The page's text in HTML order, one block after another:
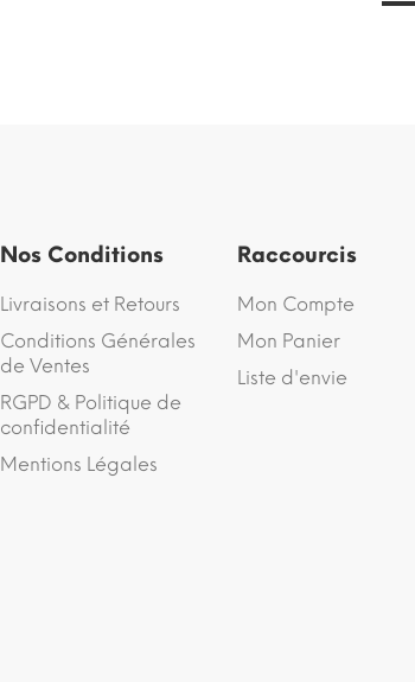
Nos Conditions
Livraisons et Retours
Conditions Générales
de Ventes
RGPD & Politique de
confidentialité
Mentions Légales
Raccourcis
Mon Compte
Mon Panier
Liste d'envie